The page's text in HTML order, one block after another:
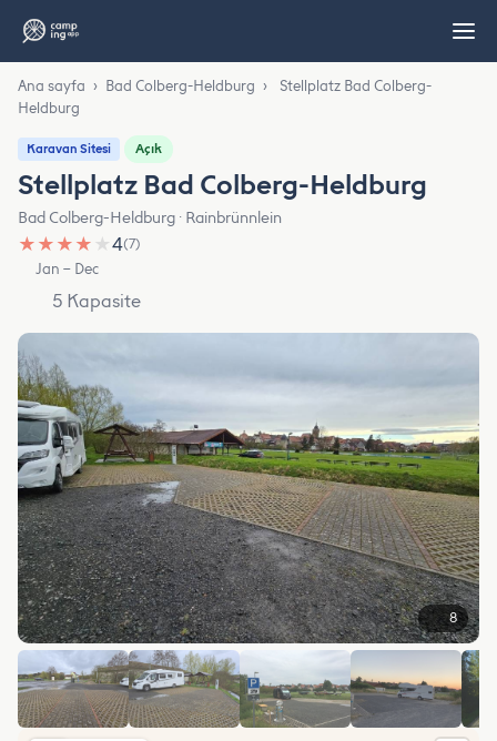
Ana sayfa › Bad Colberg-Heldburg ›
Stellplatz Bad Colberg-
Heldburg
Karavan Sitesi Açık
Stellplatz Bad Colberg-Heldburg
Bad Colberg-Heldburg · Rainbrünnlein
★ ★ ★ ★ ★4(7)
Jan – Dec
5 Kapasite
8